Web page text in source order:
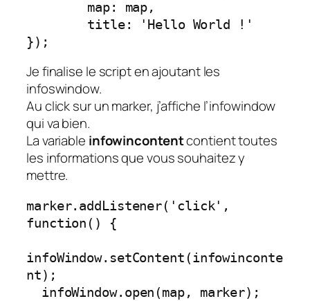
});
Je finalise le script en ajoutant les
infoswindow.
Au click sur un marker, j’affiche l’infowindow
qui va bien.
La variable infowincontentcontient toutes
les informations que vous souhaitez y
mettre.
marker.addListener('click',
function() {
infoWindow.setContent(infowinconte
nt);